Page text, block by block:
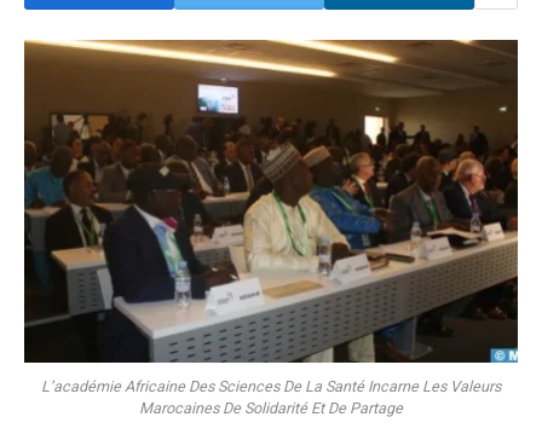
L’académie Africaine Des Sciences De La Santé Incarne Les Valeurs
Marocaines De Solidarité Et De Partage